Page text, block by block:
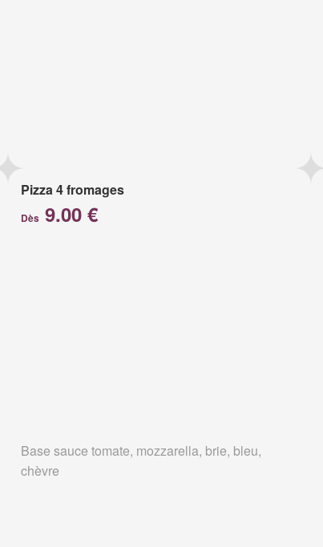
Pizza 4 fromages
Dès9.00 €
Base sauce tomate, mozzarella, brie, bleu,
chèvre